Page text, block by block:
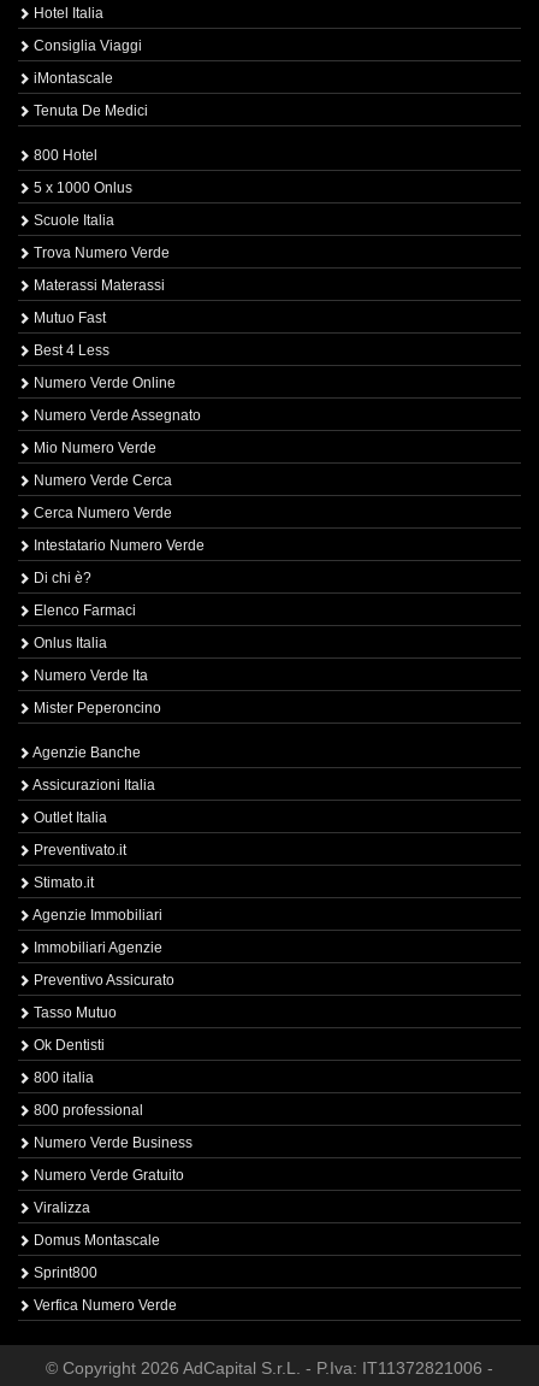
Hotel Italia
Consiglia Viaggi
iMontascale
Tenuta De Medici
800 Hotel
5 x 1000 Onlus
Scuole Italia
Trova Numero Verde
Materassi Materassi
Mutuo Fast
Best 4 Less
Numero Verde Online
Numero Verde Assegnato
Mio Numero Verde
Numero Verde Cerca
Cerca Numero Verde
Intestatario Numero Verde
Di chi è?
Elenco Farmaci
Onlus Italia
Numero Verde Ita
Mister Peperoncino
Agenzie Banche
Assicurazioni Italia
Outlet Italia
Preventivato.it
Stimato.it
Agenzie Immobiliari
Immobiliari Agenzie
Preventivo Assicurato
Tasso Mutuo
Ok Dentisti
800 italia
800 professional
Numero Verde Business
Numero Verde Gratuito
Viralizza
Domus Montascale
Sprint800
Verfica Numero Verde
© Copyright 2026 AdCapital S.r.L. - P.Iva: IT11372821006 -